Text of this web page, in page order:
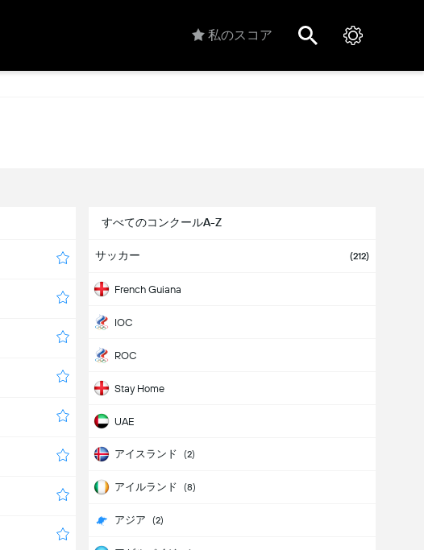
私のスコア
すべてのコンクールA-Z
サッカー (212)
French Guiana
IOC
ROC
Stay Home
UAE
アイスランド (2)
アイルランド (8)
アジア (2)